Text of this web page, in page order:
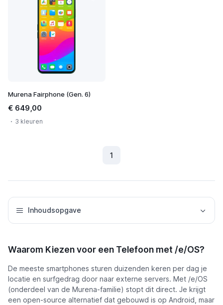
Murena Fairphone (Gen. 6)
€ 649,00
3 kleuren
1
Inhoudsopgave
Waarom Kiezen voor een Telefoon met /e/OS?
De meeste smartphones sturen duizenden keren per dag je
locatie en surfgedrag door naar externe servers. Met /e/OS
(onderdeel van de Murena-familie) stopt dit direct. Je krijgt
een open-source alternatief dat gebouwd is op Android, maar